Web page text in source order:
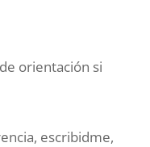
orientación si
escribidme,